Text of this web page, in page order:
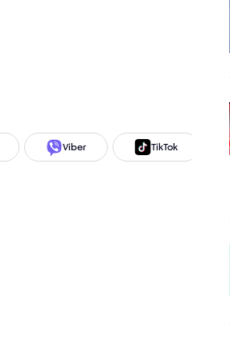
Viber TikTok